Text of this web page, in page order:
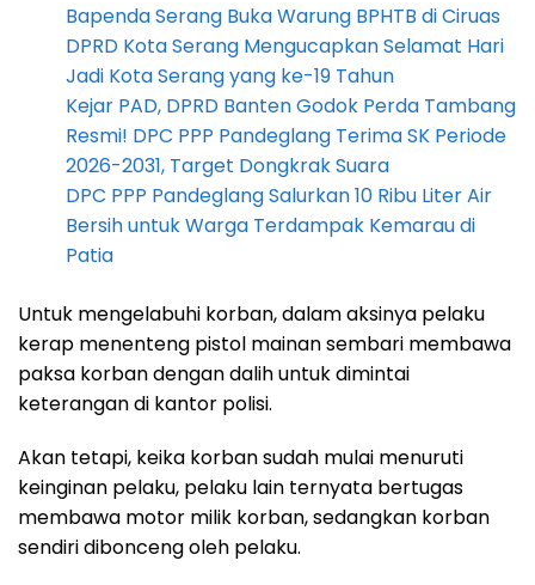
Bapenda Serang Buka Warung BPHTB di Ciruas
DPRD Kota Serang Mengucapkan Selamat Hari
Jadi Kota Serang yang ke-19 Tahun
Kejar PAD, DPRD Banten Godok Perda Tambang
Resmi! DPC PPP Pandeglang Terima SK Periode
2026-2031, Target Dongkrak Suara
DPC PPP Pandeglang Salurkan 10 Ribu Liter Air
Bersih untuk Warga Terdampak Kemarau di
Patia
Untuk mengelabuhi korban, dalam aksinya pelaku
kerap menenteng pistol mainan sembari membawa
paksa korban dengan dalih untuk dimintai
keterangan di kantor polisi.
Akan tetapi, keika korban sudah mulai menuruti
keinginan pelaku, pelaku lain ternyata bertugas
membawa motor milik korban, sedangkan korban
sendiri dibonceng oleh pelaku.